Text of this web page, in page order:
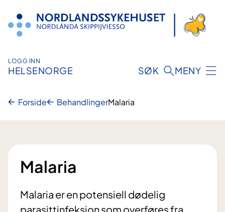
innhold
LOGG INN
HELSENORGE SØK MENY
Forside BehandlingerMalaria
Malaria
Malaria er en potensiell dødelig
parasittinfeksjon som overføres fra